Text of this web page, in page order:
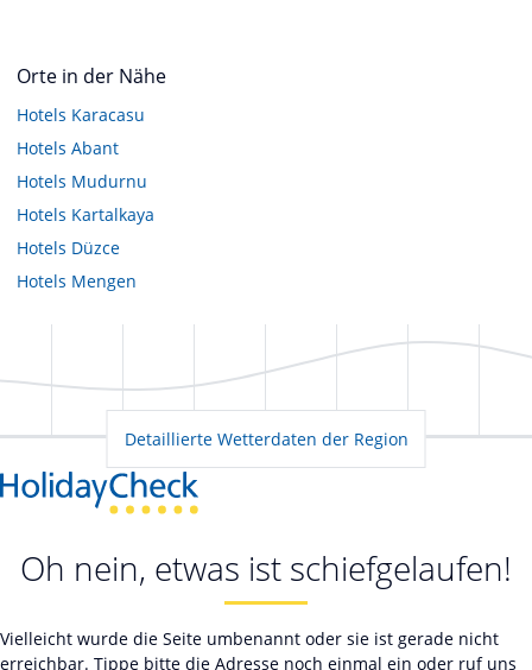
Orte in der Nähe
Hotels Karacasu
Hotels Abant
Hotels Mudurnu
Hotels Kartalkaya
Hotels Düzce
Hotels Mengen
Detaillierte Wetterdaten der Region
Oh nein, etwas ist schiefgelaufen!
Vielleicht wurde die Seite umbenannt oder sie ist gerade nicht
erreichbar. Tippe bitte die Adresse noch einmal ein oder ruf uns